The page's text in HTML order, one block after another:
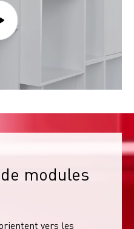
modules
vers les